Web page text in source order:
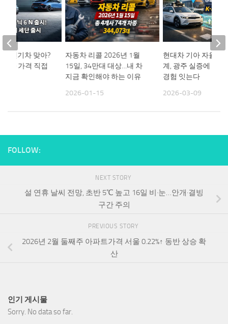
자동차 리콜 2026년 1월
15일, 34만대 대상…내 차
지금 확인해야 하는 이유
2026-01-15
현대차 기아 자율주
계, 광주 실증에 82
경험 잇는다
2026-03-09
전기차 맞아?
과 가격 직접
FOLLOW:
NEXT STORY
설 연휴 날씨 전망, 초반 5℃ 높고 16일 비·눈…안개·결빙
구간 주의
PREVIOUS STORY
2026년 2월 둘째주 아파트가격 서울 0.22%↑ 동반 상승 확
산
인기 게시물
Sorry. No data so far.